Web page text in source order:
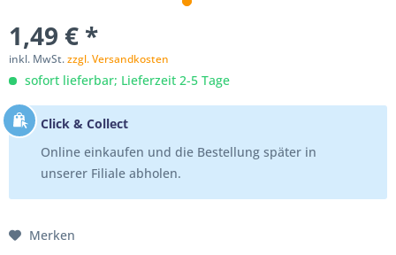
1,49 € *
inkl. MwSt.zzgl. Versandkosten
sofort lieferbar; Lieferzeit 2-5 Tage
Click & Collect
Online einkaufen und die Bestellung später in
unserer Filiale abholen.
Merken